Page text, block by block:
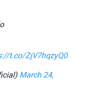
t.co/ZjV7hqzyQ0
March 24,